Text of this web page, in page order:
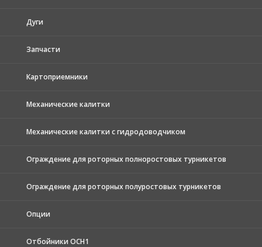
Дуги
Запчасти
Картоприемники
Механические калитки
Механические калитки с гидродоводчиком
Ограждение для роторных полноростовых турникетов
Ограждение для роторных полуростовых турникетов
Опции
Отбойники ОСН1